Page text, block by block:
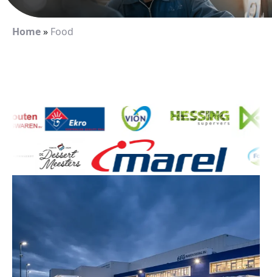
Home» Food